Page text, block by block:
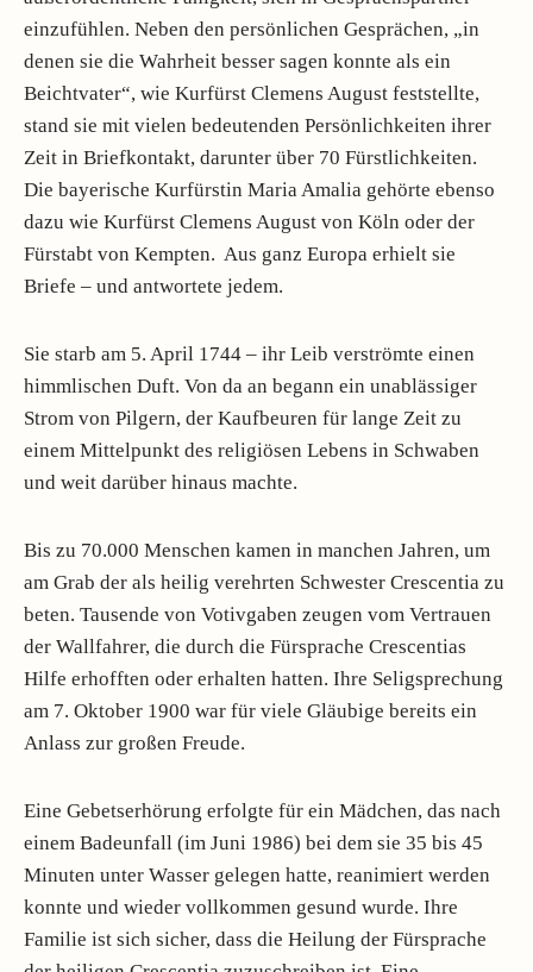
einzufühlen. Neben den persönlichen Gesprächen, „in
denen sie die Wahrheit besser sagen konnte als ein
Beichtvater“, wie Kurfürst Clemens August feststellte,
stand sie mit vielen bedeutenden Persönlichkeiten ihrer
Zeit in Briefkontakt, darunter über 70 Fürstlichkeiten.
Die bayerische Kurfürstin Maria Amalia gehörte ebenso
dazu wie Kurfürst Clemens August von Köln oder der
Fürstabt von Kempten. Aus ganz Europa erhielt sie
Briefe – und antwortete jedem.
Sie starb am 5. April 1744 – ihr Leib verströmte einen
himmlischen Duft. Von da an begann ein unablässiger
Strom von Pilgern, der Kaufbeuren für lange Zeit zu
einem Mittelpunkt des religiösen Lebens in Schwaben
und weit darüber hinaus machte.
Bis zu 70.000 Menschen kamen in manchen Jahren, um
am Grab der als heilig verehrten Schwester Crescentia zu
beten. Tausende von Votivgaben zeugen vom Vertrauen
der Wallfahrer, die durch die Fürsprache Crescentias
Hilfe erhofften oder erhalten hatten. Ihre Seligsprechung
am 7. Oktober 1900 war für viele Gläubige bereits ein
Anlass zur großen Freude.
Eine Gebetserhörung erfolgte für ein Mädchen, das nach
einem Badeunfall (im Juni 1986) bei dem sie 35 bis 45
Minuten unter Wasser gelegen hatte, reanimiert werden
konnte und wieder vollkommen gesund wurde. Ihre
Familie ist sich sicher, dass die Heilung der Fürsprache